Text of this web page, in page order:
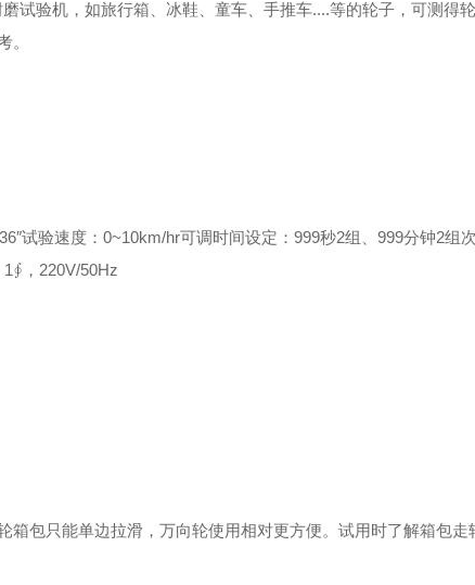
试验机，如旅行箱、冰鞋、童车、手推车....等的轮子，可测得
。
36″试验速度： 0~10km/hr可调时间设定： 999秒2组、 999分钟2组
1∮， 220V/50Hz
包只能单边拉滑，万向轮使用相对更方便。试用时了解箱包走